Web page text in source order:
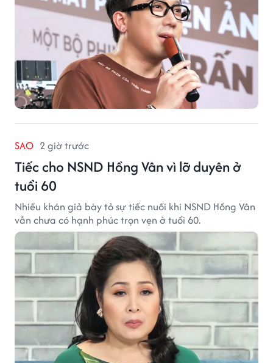
SAO 2 giờ trước
Tiếc cho NSND Hồng Vân vì lỡ duyên ở
tuổi 60
Nhiều khán giả bày tỏ sự tiếc nuối khi NSND Hồng Vân
vẫn chưa có hạnh phúc trọn vẹn ở tuổi 60.